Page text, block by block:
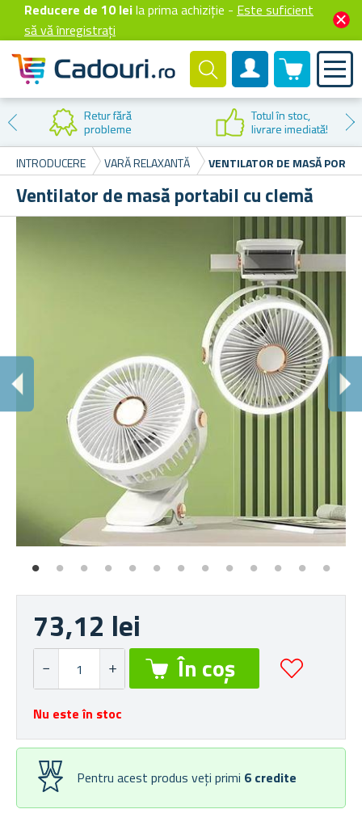
Reducere de 10 leila prima achiziție - Este suficient
să vă înregistrați
Cont client
0 produselor
Retur fără
probleme
Totul în stoc,
livrare imediată!
INTRODUCERE
VARĂ RELAXANTĂ VENTILATOR DE MASĂ
Ventilator de masă portabil cu clemă
73,12 lei
Nu este în stoc
Pentru acest produs veți primi 6 credite